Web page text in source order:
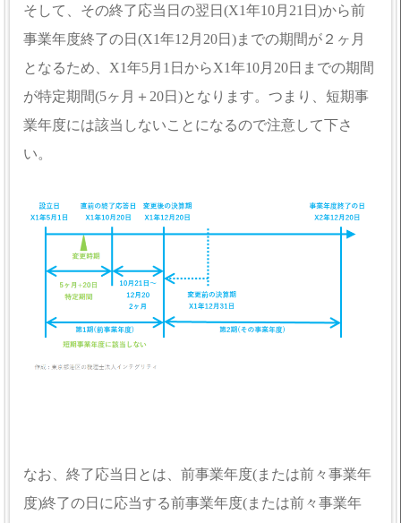
そして、その終了応当日の翌日(X1年10月21日)から前
事業年度終了の日(X1年12月20日)までの期間が２ヶ月
となるため、X1年5月1日からX1年10月20日までの期間
が特定期間(5ヶ月＋20日)となります。つまり、短期事
業年度には該当しないことになるので注意して下さ
い。
なお、終了応当日とは、前事業年度(または前々事業年
度)終了の日に応当する前事業年度(または前々事業年